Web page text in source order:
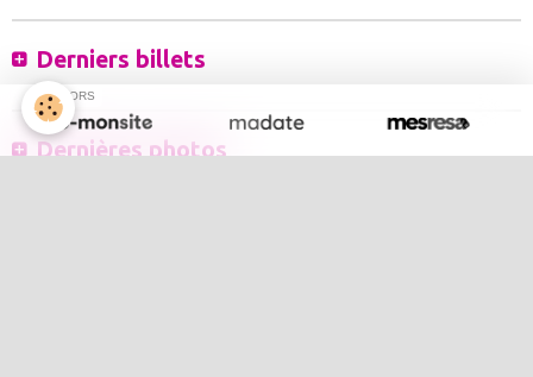
Derniers billets
Dernières photos
SPONSORS